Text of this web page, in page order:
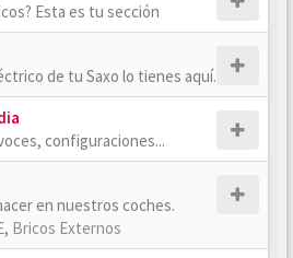
Esta es tu sección
de tu Saxo lo tienes aquí.
configuraciones...
en nuestros coches.
, Bricos Externos